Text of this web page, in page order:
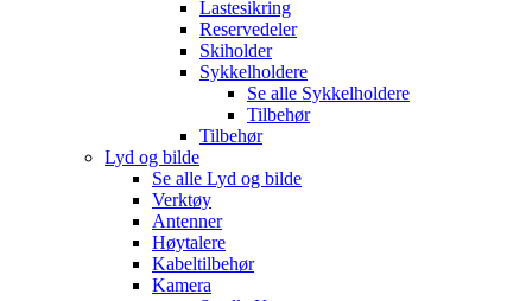
Lastesikring
Reservedeler
Skiholder
Sykkelholdere
Se alle Sykkelholdere
Tilbehør
Tilbehør
Lyd og bilde
Se alle Lyd og bilde
Verktøy
Antenner
Høytalere
Kabeltilbehør
Kamera